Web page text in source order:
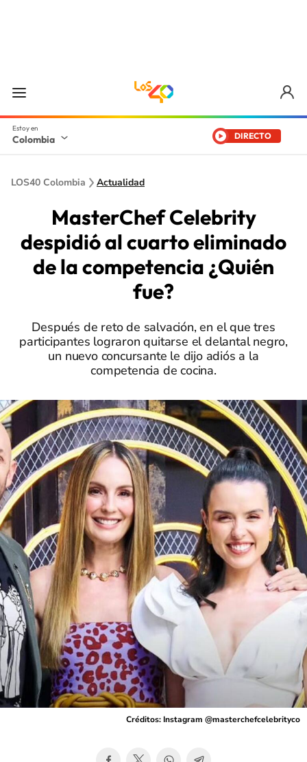
Colombia DIRECTO
LOS40 Colombia Actualidad
MasterChef Celebrity
despidió al cuarto eliminado
de la competencia ¿Quién
fue?
Después de reto de salvación, en el que tres
participantes lograron quitarse el delantal negro,
un nuevo concursante le dijo adiós a la
competencia de cocina.
Créditos: Instagram @masterchefcelebrityco